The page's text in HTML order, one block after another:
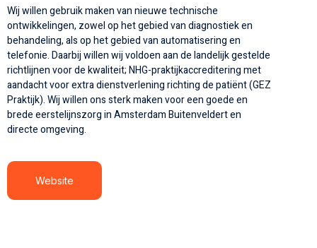
Wij willen gebruik maken van nieuwe technische
ontwikkelingen, zowel op het gebied van diagnostiek en
behandeling, als op het gebied van automatisering en
telefonie. Daarbij willen wij voldoen aan de landelijk gestelde
richtlijnen voor de kwaliteit; NHG-praktijkaccreditering met
aandacht voor extra dienstverlening richting de patiënt (GEZ
Praktijk). Wij willen ons sterk maken voor een goede en
brede eerstelijnszorg in Amsterdam Buitenveldert en
directe omgeving.
Website